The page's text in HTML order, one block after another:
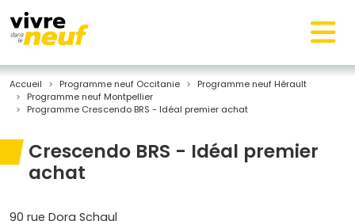
Accueil Programme neuf Occitanie
Programme neuf Hérault
Programme neuf Montpellier
Programme Crescendo BRS - Idéal premier achat
Crescendo BRS - Idéal premier
achat
90 rue Dora Schaul